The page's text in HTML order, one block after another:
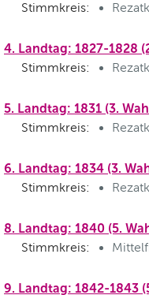
Stimmkreis:
4. Landtag: 1827-1828
Stimmkreis:
5. Landtag: 1831 (3.
Stimmkreis:
6. Landtag: 1834 (3.
Stimmkreis:
8. Landtag: 1840 (5.
Stimmkreis:
9. Landtag: 1842-1843